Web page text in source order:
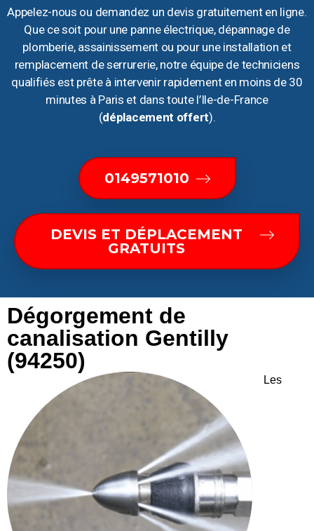
Appelez-nous ou demandez un devis gratuitement en ligne.
Que ce soit pour une panne électrique, dépannage de
plomberie, assainissement ou pour une installation et
remplacement de serrurerie, notre équipe de techniciens
qualifiés est prête à intervenir rapidement en moins de 30
minutes à Paris et dans toute l’Ile-de-France
(déplacement offert).
0149571010
DEVIS ET DÉPLACEMENT
GRATUITS
Dégorgement de
canalisation Gentilly
(94250)
Les